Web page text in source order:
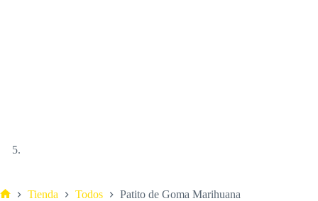
Tienda Todos Patito de Goma Marihuana